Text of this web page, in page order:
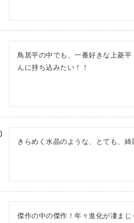
鳥居平の中でも、一番好きな上菱
んに持ち込みたい！！
きらめく水晶のような、とても、綺
傑作の中の傑作！年々進化が凄ま